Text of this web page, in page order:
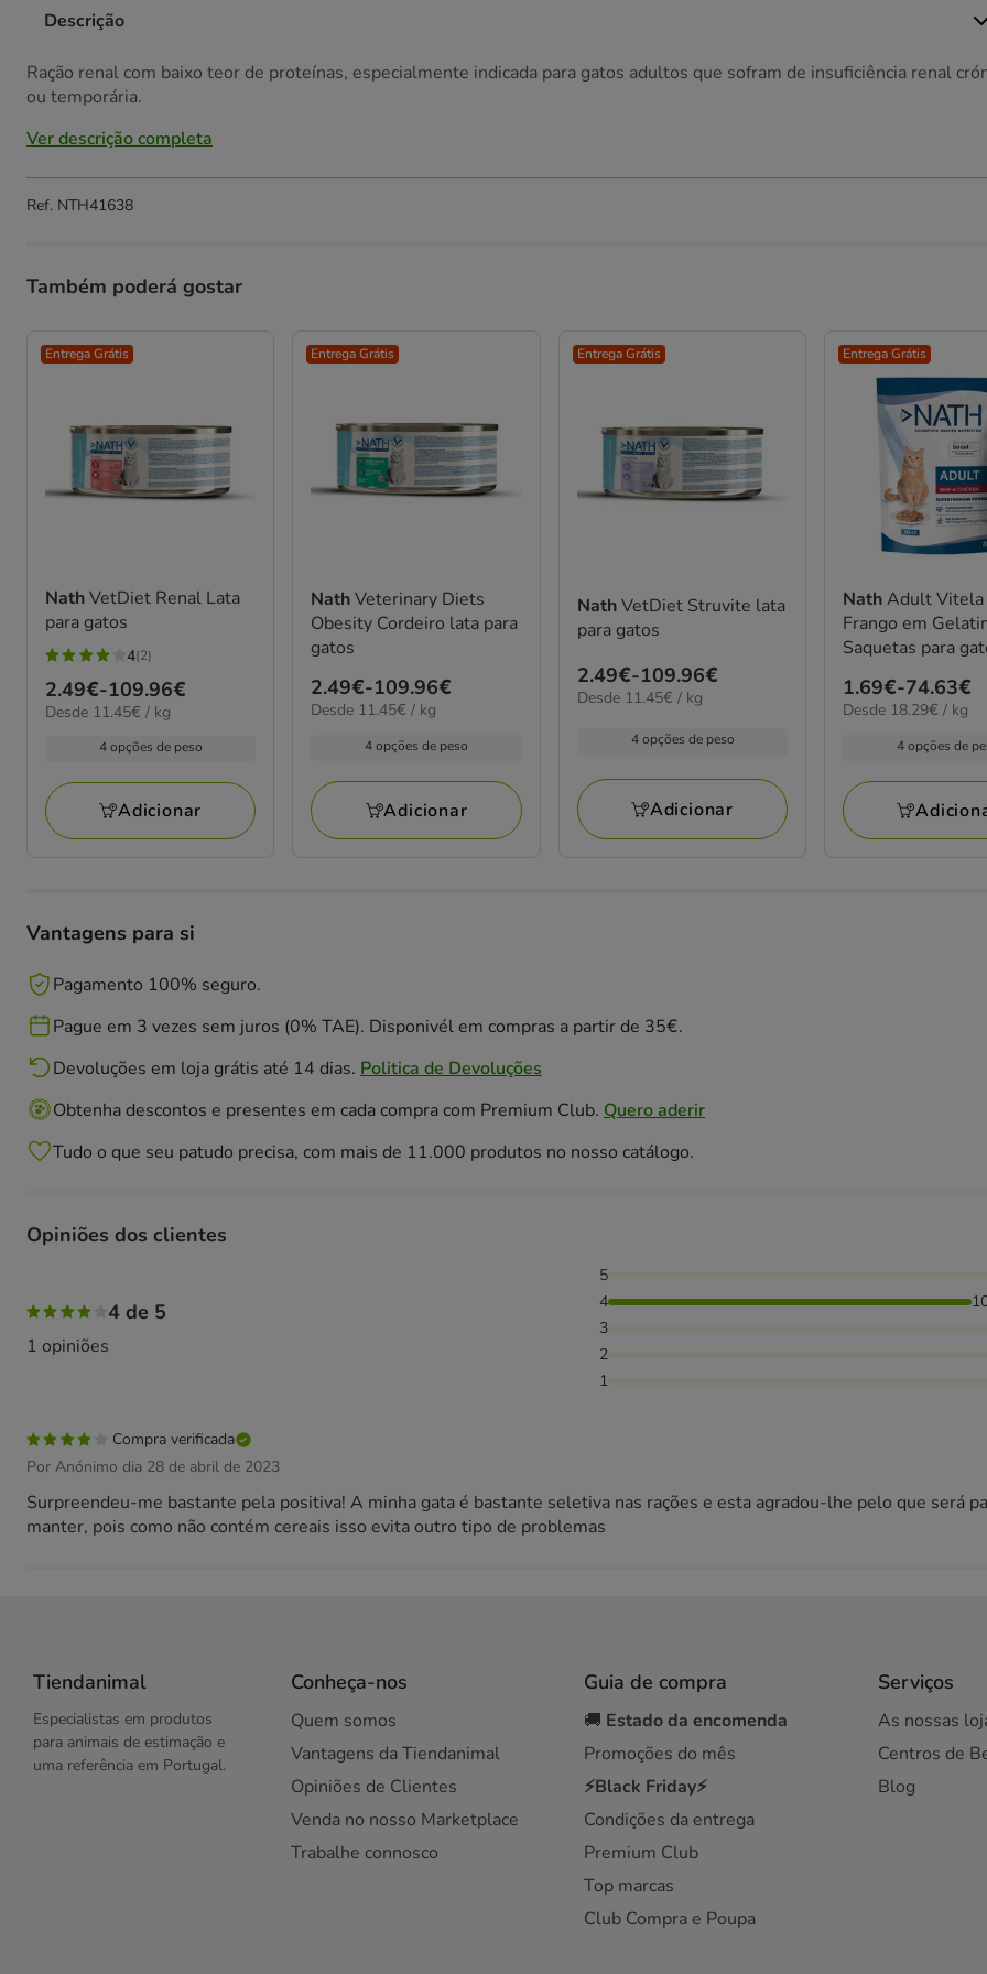
Descrição
Ração renal com baixo teor de proteínas, especialmente indicada para gatos adultos que sofram de insuficiência renal
ou temporária.
Ver descrição completa
Ref. NTH41638
Também poderá gostar
Entrega Grátis
NathVetDiet Renal Lata
para gatos
4
estrelas
com
4(2)
Preço
de
109.96€
2.49€-109.96€
11.45€
Desde 11.45€ / kg
4 opções de peso
Adicionar
Entrega Grátis
NathVeterinary Diets
Obesity Cordeiro lata para
gatos
Preço
de
109.96€
2.49€-109.96€
11.45€
Desde 11.45€ / kg
4 opções de peso
Adicionar
Entrega Grátis
NathVetDiet Struvite lata
para gatos
Preço
de
109.96€
2.49€-109.96€
11.45€
Desde 11.45€ / kg
4 opções de peso
Adicionar
Entrega Grátis
NathAdult Vitela
Frango em
Saquetas para
Preço
de
74.63€
1.69€-74.63€
18.29€
Desde 18.29€ / kg
4 opções de
Vantagens para si
Pagamento 100% seguro.
Pague em 3 vezes sem juros (0% TAE). Disponivél em compras a partir de 35€.
Devoluções em loja grátis até 14 dias. Politica de Devoluções
Obtenha descontos e presentes em cada compra com Premium Club. Quero aderir
Tudo o que seu patudo precisa, com mais de 11.000 produtos no nosso catálogo.
Opiniões dos clientes
4 de 5
1 opiniões
5
4
3
2
1
Compra verificada
Por Anónimo dia 28 de abril de 2023
Surpreendeu-me bastante pela positiva! A minha gata é bastante seletiva nas rações e esta agradou-lhe pelo que será
manter, pois como não contém cereais isso evita outro tipo de problemas
Tiendanimal
Especialistas em produtos
para animais de estimação e
uma referência em Portugal.
Conheça-nos
Quem somos
Vantagens da Tiendanimal
Opiniões de Clientes
Venda no nosso Marketplace
Trabalhe connosco
Guia de compra
🚚 Estado da encomenda
Promoções do mês
⚡Black Friday⚡
Condições da entrega
Premium Club
Top marcas
Club Compra e Poupa
Serviços
As nossas
Centros de
Blog